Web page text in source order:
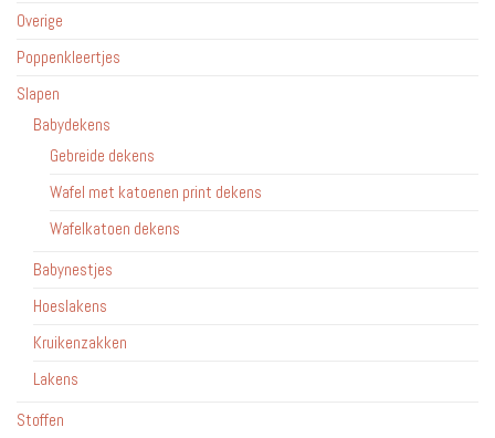
Overige
Poppenkleertjes
Slapen
Babydekens
Gebreide dekens
Wafel met katoenen print dekens
Wafelkatoen dekens
Babynestjes
Hoeslakens
Kruikenzakken
Lakens
Stoffen